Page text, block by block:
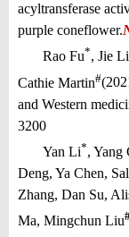
acyltransferase
purple coneflower.
Rao Fu*, Jie Li
Cathie Martin#
and Western
3200
Yan Li*, Yang
Deng, Ya Chen,
Zhang, Dan Su,
Ma, Mingchun Liu